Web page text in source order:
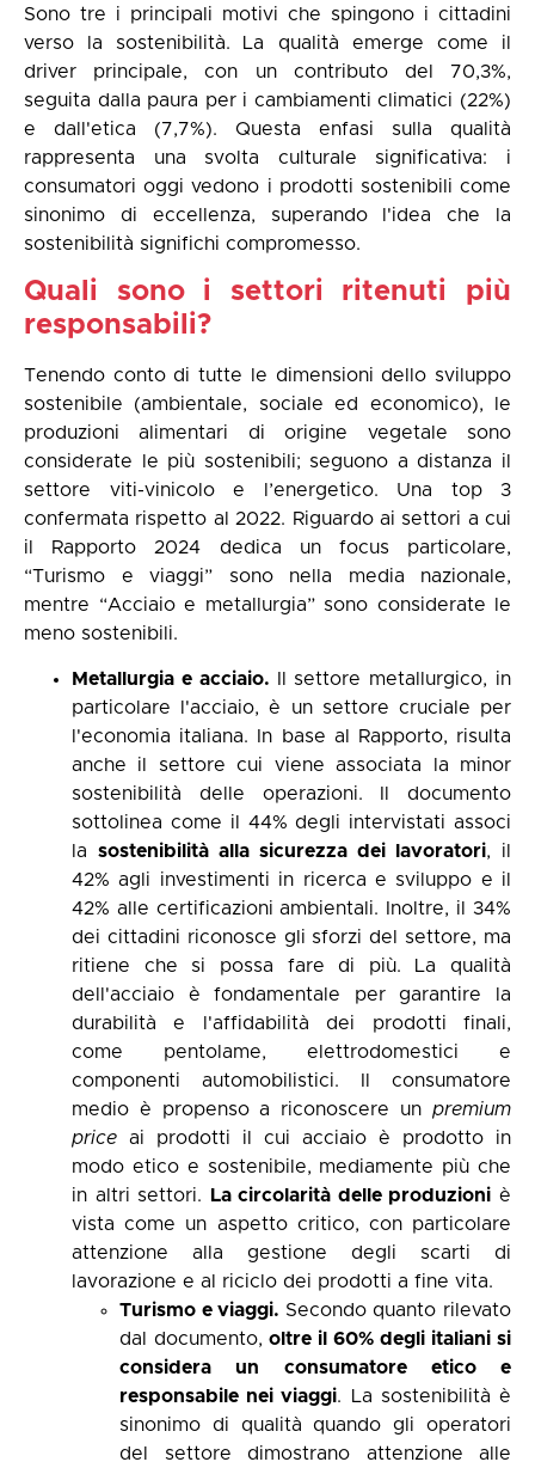
Sono tre i principali motivi che spingono i cittadini
verso la sostenibilità.
La qualità emerge come il
driver principale, con un contributo del 70,3%,
seguita dalla paura per i cambiamenti climatici (22%)
e dall'etica (7,7%). Questa enfasi sulla qualità
rappresenta una svolta culturale significativa: i
consumatori oggi vedono i prodotti sostenibili come
sinonimo di eccellenza, superando l'idea che la
sostenibilità significhi compromesso.
Quali sono i settori ritenuti più
responsabili?
Tenendo conto di tutte le dimensioni dello sviluppo
sostenibile (ambientale, sociale ed economico), le
produzioni alimentari di origine vegetale sono
considerate le più sostenibili; seguono a distanza il
settore viti-vinicolo e l’energetico. Una top 3
confermata rispetto al 2022. Riguardo ai settori a cui
il Rapporto 2024 dedica un focus particolare,
“Turismo e viaggi” sono nella media nazionale,
mentre “Acciaio e metallurgia” sono considerate le
meno sostenibili.
Metallurgia e acciaio.
Il settore metallurgico, in
particolare l'acciaio, è un settore cruciale per
l'economia italiana. In base al Rapporto, risulta
anche il settore cui viene associata la minor
sostenibilità delle operazioni. Il documento
sottolinea come il 44% degli intervistati associ
la sostenibilità alla sicurezza dei lavoratori, il
42% agli investimenti in ricerca e sviluppo e il
42% alle certificazioni ambientali. Inoltre, il 34%
dei cittadini riconosce gli sforzi del settore, ma
ritiene che si possa fare di più. La qualità
dell'acciaio è fondamentale per garantire la
durabilità e l'affidabilità dei prodotti finali,
come pentolame, elettrodomestici e
componenti automobilistici. Il consumatore
medio è propenso a riconoscere un premium
price ai prodotti il cui acciaio è prodotto in
modo etico e sostenibile, mediamente più che
in altri settori.
La circolarità delle produzioni è
vista come un aspetto critico, con particolare
attenzione alla gestione degli scarti di
lavorazione e al riciclo dei prodotti a fine vita.
Turismo e viaggi. Secondo quanto rilevato
dal documento, oltre il 60% degli italiani si
considera un consumatore etico e
responsabile nei viaggi. La sostenibilità è
sinonimo di qualità quando gli operatori
del settore dimostrano attenzione alle